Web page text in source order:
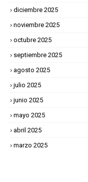
diciembre 2025
noviembre 2025
octubre 2025
septiembre 2025
agosto 2025
julio 2025
junio 2025
mayo 2025
abril 2025
marzo 2025